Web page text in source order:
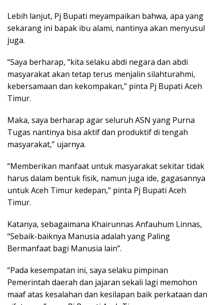
Lebih lanjut, Pj Bupati meyampaikan bahwa, apa yang
sekarang ini bapak ibu alami, nantinya akan menyusul
juga.
“Saya berharap, “kita selaku abdi negara dan abdi
masyarakat akan tetap terus menjalin silahturahmi,
kebersamaan dan kekompakan,” pinta Pj Bupati Aceh
Timur.
Maka, saya berharap agar seluruh ASN yang Purna
Tugas nantinya bisa aktif dan produktif di tengah
masyarakat,” ujarnya.
“Memberikan manfaat untuk masyarakat sekitar tidak
harus dalam bentuk fisik, namun juga ide, gagasannya
untuk Aceh Timur kedepan,” pinta Pj Bupati Aceh
Timur.
Katanya, sebagaimana Khairunnas Anfauhum Linnas,
“Sebaik-baiknya Manusia adalah yang Paling
Bermanfaat bagi Manusia lain”.
“Pada kesempatan ini, saya selaku pimpinan
Pemerintah daerah dan jajaran sekali lagi memohon
maaf atas kesalahan dan kesilapan baik perkataan dan